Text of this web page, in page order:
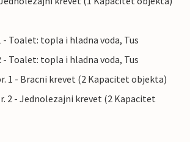
- Toalet: topla i hladna voda, Tus
- Toalet: topla i hladna voda, Tus
1 - Bracni krevet (2 Kapacitet objekta)
2 - Jednolezajni krevet (2 Kapacitet